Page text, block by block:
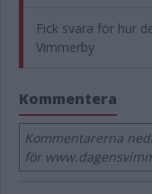
Fick svara för hur
Vimmerby
Kommentera
Kommentarerna
för